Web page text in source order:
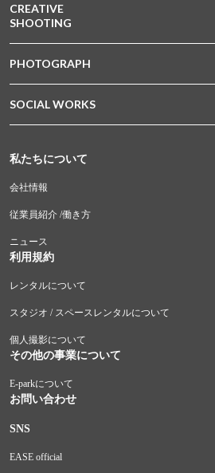
CREATIVE
SHOOTING
PHOTOGRAPH
SOCIAL WORKS
私たちについて
会社情報
従業員紹介 /働き方
ニュース
利用規約
レンタルについて
スタジオ / スペースレンタルについて
個人撮影について
その他の事業について
E-parkについて
お問い合わせ
SNS
EASE official